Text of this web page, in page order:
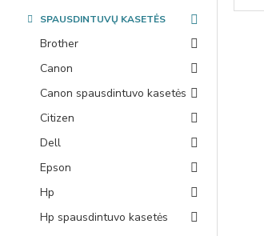
SPAUSDINTUVŲ KASETĖS
Brother
Canon
Canon spausdintuvo kasetės
Citizen
Dell
Epson
Hp
Hp spausdintuvo kasetės